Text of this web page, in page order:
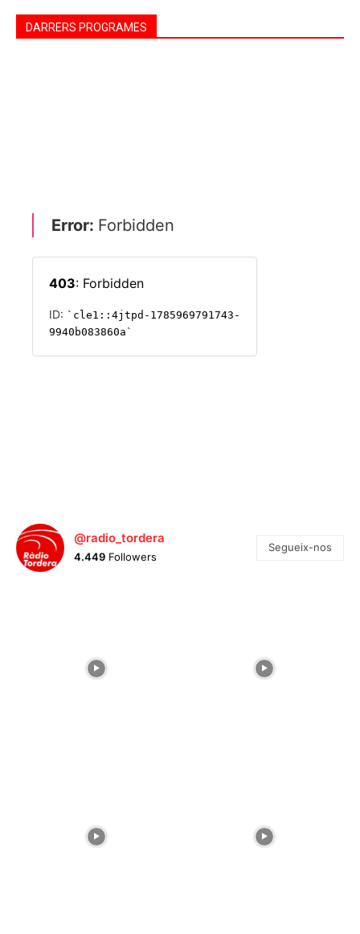
DARRERS PROGRAMES
@radio_tordera
4.449 Followers
Segueix-nos